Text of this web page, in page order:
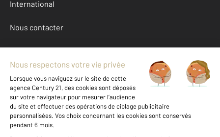
International
Nous contacter
Mentions légales & CGU et Barèmes d'honoraires
Données personnelles
Gestionnaire des cookies